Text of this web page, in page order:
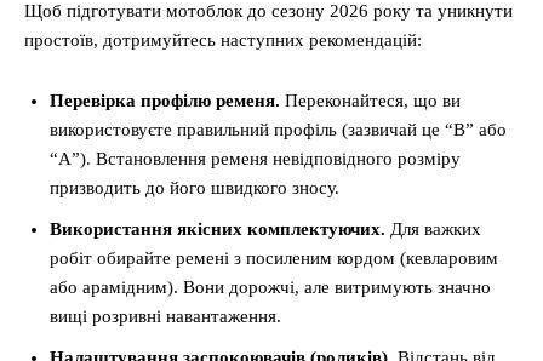
Щоб підготувати мотоблок до сезону 2026 року та уникнути
простоїв, дотримуйтесь наступних рекомендацій:
Перевірка профілю ременя. Переконайтеся, що ви
використовуєте правильний профіль (зазвичай це “B” або
“A”). Встановлення ременя невідповідного розміру
призводить до його швидкого зносу.
Використання якісних комплектуючих. Для важких
робіт обирайте ремені з посиленим кордом (кевларовим
або арамідним). Вони дорожчі, але витримують значно
вищі розривні навантаження.